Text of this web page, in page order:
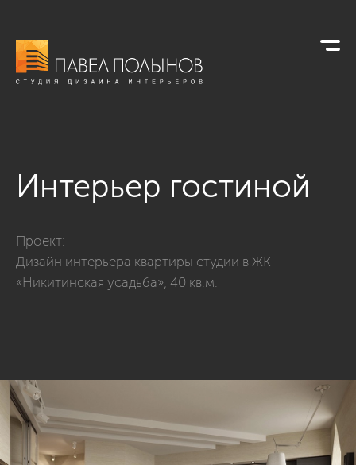
Интерьер гостиной
Проект:
Дизайн интерьера квартиры студии в ЖК
«Никитинская усадьба», 40 кв.м.